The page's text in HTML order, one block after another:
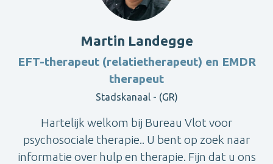
Martin Landegge
EFT-therapeut (relatietherapeut) en EMDR
therapeut
Stadskanaal - (GR)
Hartelijk welkom bij Bureau Vlot voor
psychosociale therapie.. U bent op zoek naar
informatie over hulp en therapie. Fijn dat u ons